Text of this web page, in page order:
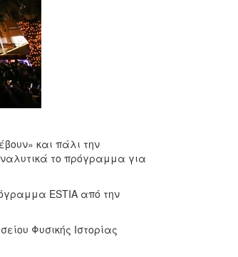
και πάλι την
το πρόγραμμα για
ESTIA από την
Φυσικής Ιστορίας